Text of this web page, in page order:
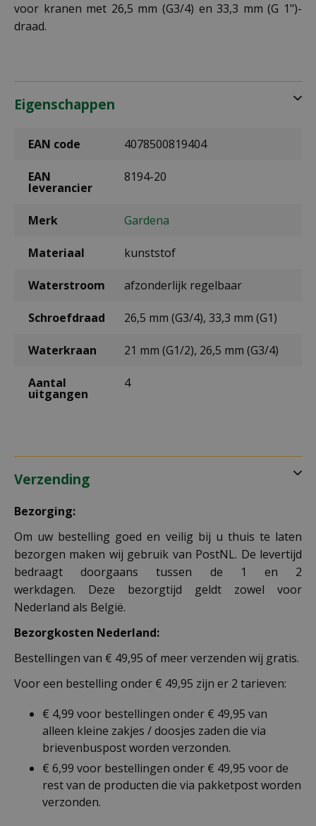
voor kranen met 26,5 mm (G3/4) en 33,3 mm (G 1")-
draad.
Eigenschappen
EAN code 4078500819404
EAN
leverancier
8194-20
Merk Gardena
Materiaal kunststof
Waterstroom afzonderlijk regelbaar
Schroefdraad 26,5 mm (G3/4), 33,3 mm (G1)
Waterkraan 21 mm (G1/2), 26,5 mm (G3/4)
Aantal
uitgangen
4
Verzending
Bezorging:
Om uw bestelling goed en veilig bij u thuis te laten
bezorgen maken wij gebruik van PostNL. De levertijd
bedraagt doorgaans tussen de 1 en 2
werkdagen. Deze bezorgtijd geldt zowel voor
Nederland als België.
Bezorgkosten Nederland:
Bestellingen van € 49,95 of meer verzenden wij gratis.
Voor een bestelling onder € 49,95 zijn er 2 tarieven:
€ 4,99 voor bestellingen onder € 49,95 van
alleen kleine zakjes / doosjes zaden die via
brievenbuspost worden verzonden.
€ 6,99 voor bestellingen onder € 49,95 voor de
rest van de producten die via pakketpost worden
verzonden.